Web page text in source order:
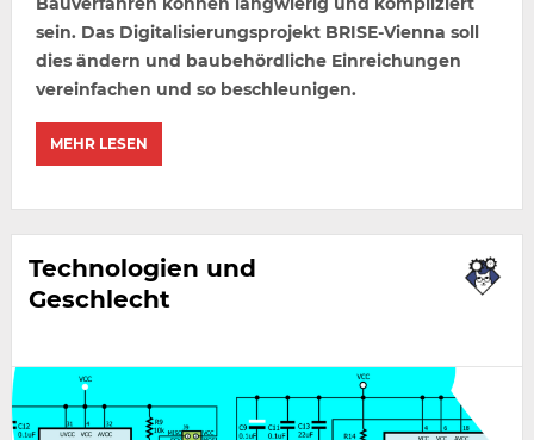
sein. Das Digitalisierungsprojekt BRISE-Vienna soll
dies ändern und baubehördliche Einreichungen
vereinfachen und so beschleunigen.
MEHR LESEN
Technologien und
Geschlecht